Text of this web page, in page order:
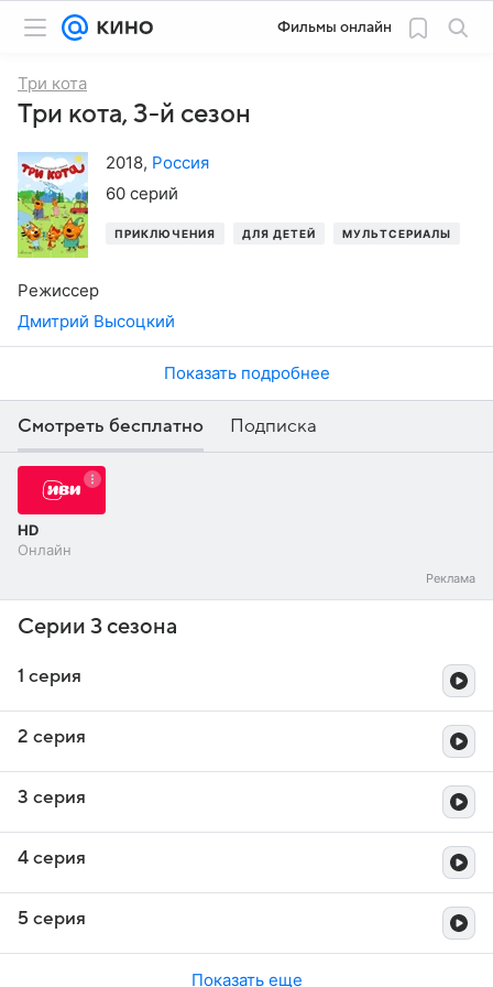
Фильмы онлайн
Три кота
Три кота, 3-й сезон
2018, Россия
60 серий
ПРИКЛЮЧЕНИЯ ДЛЯ ДЕТЕЙ МУЛЬТСЕРИАЛЫ
Режиссер
Дмитрий Высоцкий
Показать подробнее
Смотреть бесплатно Подписка
HD
Онлайн
Серии 3 сезона
1 серия
2 серия
3 серия
4 серия
5 серия
Показать еще